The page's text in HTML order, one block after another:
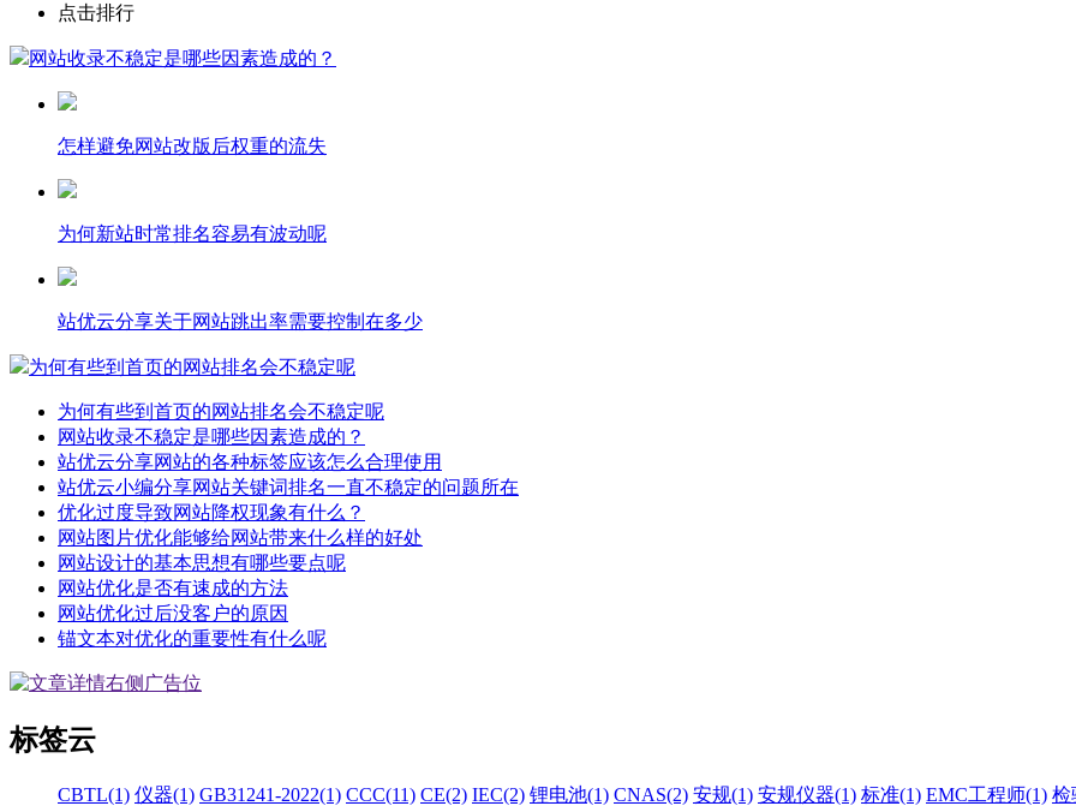
点击排行
网站收录不稳定是哪些因素造成的？
怎样避免网站改版后权重的流失
为何新站时常排名容易有波动呢
站优云分享关于网站跳出率需要控制在多少
为何有些到首页的网站排名会不稳定呢
为何有些到首页的网站排名会不稳定呢
网站收录不稳定是哪些因素造成的？
站优云分享网站的各种标签应该怎么合理使用
站优云小编分享网站关键词排名一直不稳定的问题所在
优化过度导致网站降权现象有什么？
网站图片优化能够给网站带来什么样的好处
网站设计的基本思想有哪些要点呢
网站优化是否有速成的方法
网站优化过后没客户的原因
锚文本对优化的重要性有什么呢
标签云
CBTL(1) 仪器(1) GB31241-2022(1) CCC(11) CE(2) IEC(2) 锂电池(1) CNAS(2) 安规(1) 安规仪器(1) 标准(1) EMC工程师(1) 检